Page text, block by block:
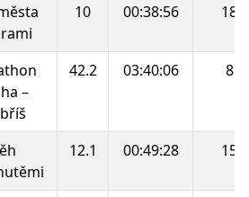
10 00:38:56 18.
–
42.2 03:40:06 8.
12.1 00:49:28 15.